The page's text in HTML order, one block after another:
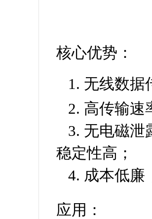
核心优势：
1. 无线数据
2. 高传输速
3. 无电磁泄
稳定性高；
4. 成本低廉
应用：